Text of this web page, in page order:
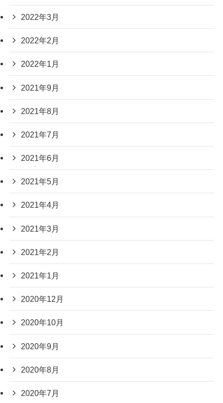
2022年3月
2022年2月
2022年1月
2021年9月
2021年8月
2021年7月
2021年6月
2021年5月
2021年4月
2021年3月
2021年2月
2021年1月
2020年12月
2020年10月
2020年9月
2020年8月
2020年7月